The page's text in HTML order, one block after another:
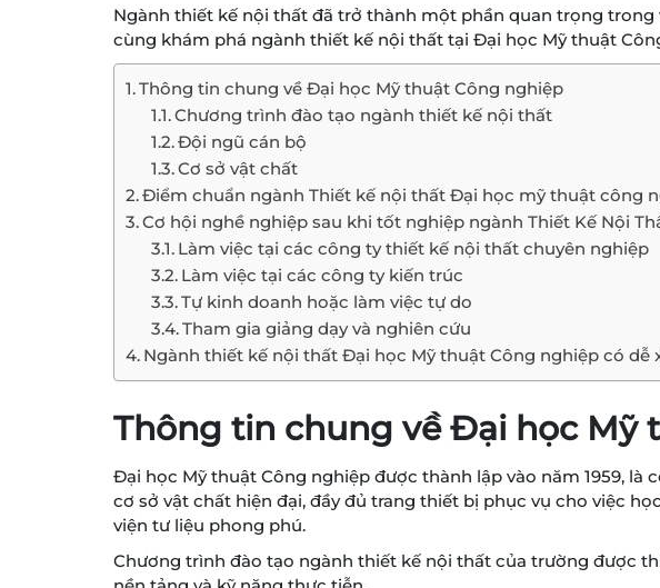
Ngành thiết kế nội thất đã trở thành một phần quan trọng trong
cùng khám phá ngành thiết kế nội thất tại Đại học Mỹ thuật
Thông tin chung về Đại học Mỹ thuật Công nghiệp
Chương trình đào tạo ngành thiết kế nội thất
Đội ngũ cán bộ
Cơ sở vật chất
Điểm chuẩn ngành Thiết kế nội thất Đại học mỹ thuật công
Cơ hội nghề nghiệp sau khi tốt nghiệp ngành Thiết Kế Nội
Làm việc tại các công ty thiết kế nội thất chuyên nghiệp
Làm việc tại các công ty kiến trúc
Tự kinh doanh hoặc làm việc tự do
Tham gia giảng dạy và nghiên cứu
Ngành thiết kế nội thất Đại học Mỹ thuật Công nghiệp có dễ
Thông tin chung về Đại học Mỹ
Đại học Mỹ thuật Công nghiệp được thành lập vào năm 1959,
cơ sở vật chất hiện đại, đầy đủ trang thiết bị phục vụ cho việc
viện tư liệu phong phú.
Chương trình đào tạo ngành thiết kế nội thất của trường được